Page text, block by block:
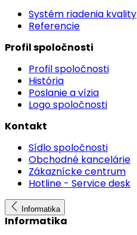
Systém riadenia kvality
Referencie
Profil spoločnosti
Profil spoločnosti
História
Poslanie a vízia
Logo spoločnosti
Kontakt
Sídlo spoločnosti
Obchodné kancelárie
Zákaznícke centrum
Hotline - Service desk
Informatika
Informatika